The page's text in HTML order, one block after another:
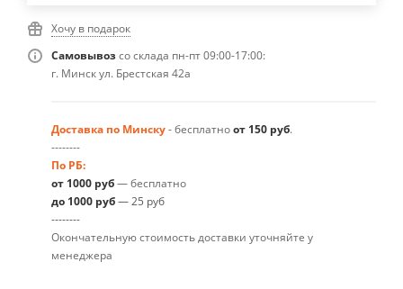
Хочу в подарок
Самовывоз со склада пн-пт 09:00-17:00:
г. Минск ул. Брестская 42а
Доставка по Минску- бесплатноот 150 руб.
--------
По РБ:
от 1000 руб— бесплатно
до 1000 руб— 25 руб
--------
Окончательную стоимость доставки уточняйте у
менеджера